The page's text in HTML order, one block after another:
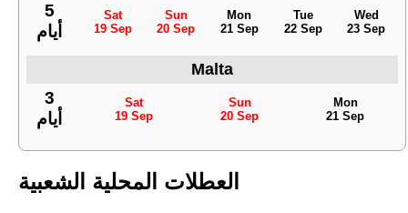
5
أيام
Sat
19 Sep
Sun
20 Sep
Mon
21 Sep
Tue
22 Sep
Wed
23 Sep
Malta
3
أيام
Sat
19 Sep
Sun
20 Sep
Mon
21 Sep
العطلات المحلية الشعبية